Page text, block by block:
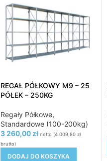
REGAŁ PÓŁKOWY M9 – 25
PÓŁEK – 250KG
Regały Półkowe,
Standardowe (100-200kg)
3 260,00 zł netto (4 009,80 zł
brutto)
DODAJ DO KOSZYKA